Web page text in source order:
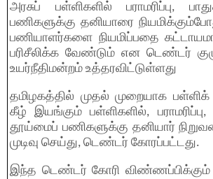
அரசுப் பள்ளிகளில் பராமரிப்பு,
பணிகளுக்கு தனியாரை
பணியாளர்களை நியமிப்பதை
பரிசீலிக்க வேண்டும் என டெண்டர்
உயர்நீதிமன்றம் உத்தரவிட்டுள்ளது
தமிழகத்தில் முதல் முறையாக
கீழ் இயங்கும் பள்ளிகளில், பராமரிப்பு,
தூய்மைப் பணிகளுக்கு தனியார்
முடிவு செய்து, டெண்டர் கோரப்பட்டது.
இந்த டெண்டர் கோரி விண்ணப்பிக்கும்